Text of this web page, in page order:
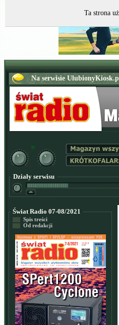
Działy serwisu
Świat Radio 07-08/2021
Spis treści
Od redakcji
Ta strona